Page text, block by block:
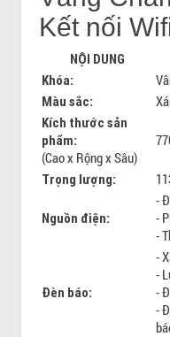
Kết nối
NỘI DUNG
Khóa:
Màu sắc:
Kích thước sản
phẩm:
(Cao x Rộng x Sâu)
Trọng lượng:
Nguồn điện:
-
-
-
Đèn báo:
-
-
-
-